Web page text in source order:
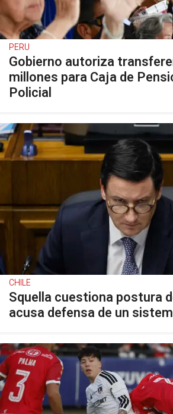
PERU
Gobierno autoriza
millones para Caja de
Policial
CHILE
Squella cuestiona postura
acusa defensa de un